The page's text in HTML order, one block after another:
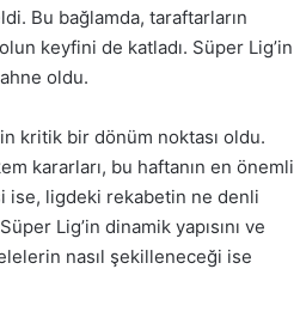
Bu bağlamda, taraftarların
keyfini de katladı. Süper Lig’in
oldu.
kritik bir dönüm noktası oldu.
kararları, bu haftanın en önemli
ise, ligdeki rekabetin ne denli
Lig’in dinamik yapısını ve
nasıl şekilleneceği ise